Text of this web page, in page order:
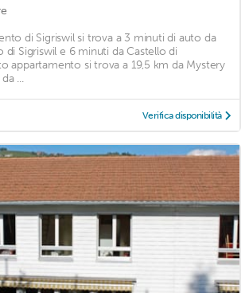
di Sigriswil si trova a 3 minuti di auto da
di Sigriswil e 6 minuti da Castello di
appartamento si trova a 19,5 km da Mystery
...
Verifica disponibilità